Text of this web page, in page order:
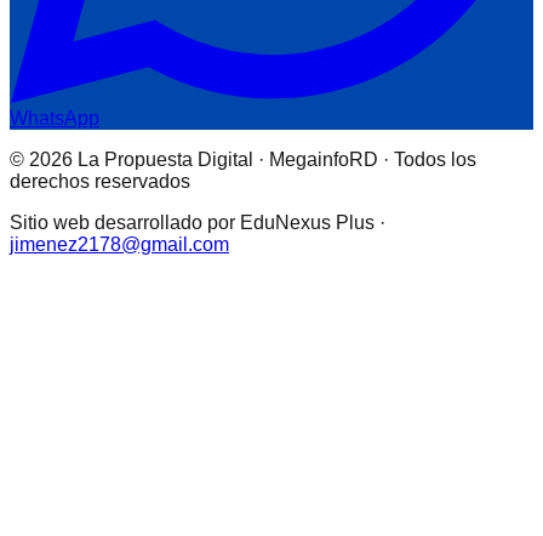
WhatsApp
© 2026 La Propuesta Digital · MegainfoRD · Todos los
derechos reservados
Sitio web desarrollado por EduNexus Plus ·
jimenez2178@gmail.com